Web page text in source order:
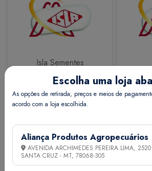
Isla Sementes
Calbos
Escolha uma loja
As opções de retirada, preços e meios de
acordo com a loja escolhida.
Aliança Produtos Agropecuários
AVENIDA ARCHIMEDES PEREIRA LIMA,
SANTA CRUZ - MT, 78068-305